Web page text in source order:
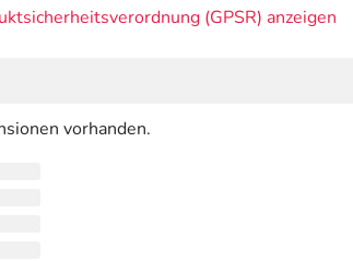
(GPSR) anzeigen
vorhanden.